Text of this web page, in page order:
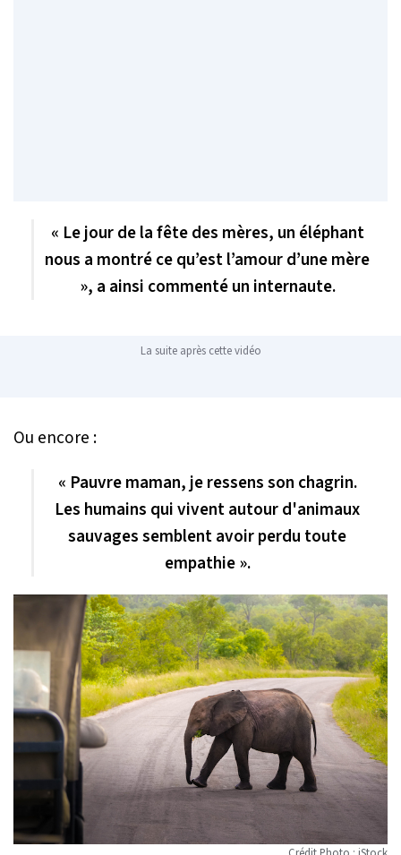
« Le jour de la fête des mères, un éléphant
nous a montré ce qu’est l’amour d’une mère
», a ainsi commenté un internaute.
La suite après cette vidéo
Ou encore :
« Pauvre maman, je ressens son chagrin.
Les humains qui vivent autour d'animaux
sauvages semblent avoir perdu toute
empathie ».